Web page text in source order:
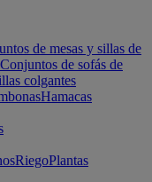
de mesas y sillas de
Conjuntos de sofás de
colgantes
Hamacas
RiegoPlantas